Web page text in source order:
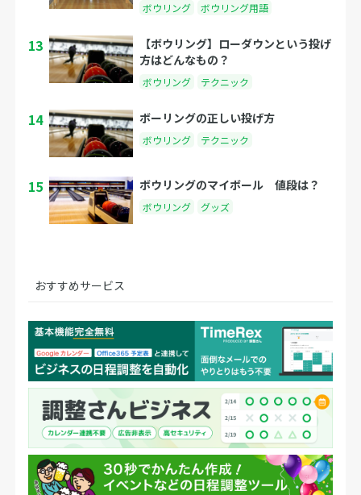
ボウリング ボウリング用語
13
【ボウリング】ローダウンという投げ
方はどんなもの？
ボウリング テクニック
14 ボーリングの正しい投げ方
ボウリング テクニック
15 ボウリングのマイボール 値段は？
ボウリング グッズ
おすすめサービス